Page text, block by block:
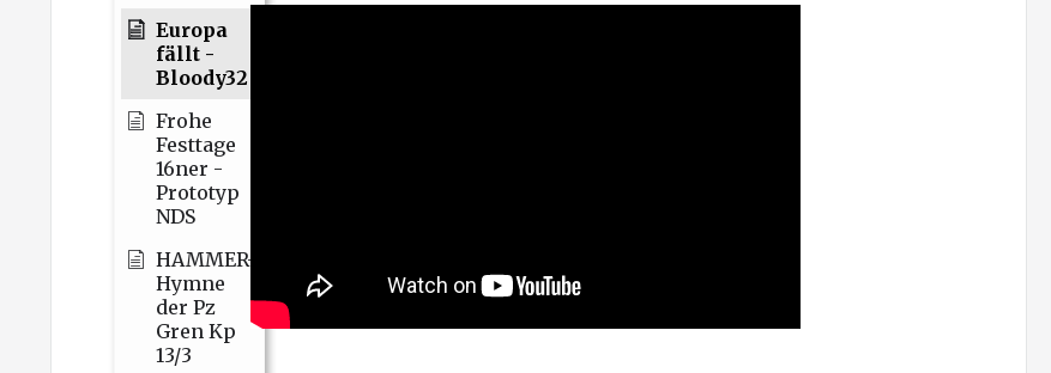
Europa
fällt -
Bloody32
Frohe
Festtage
16ner -
Prototyp
NDS
HAMMER-
Hymne
der Pz
Gren Kp
13/3